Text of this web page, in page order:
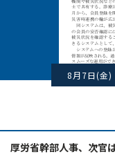
8月7日(金)
厚労省幹部人事、次官